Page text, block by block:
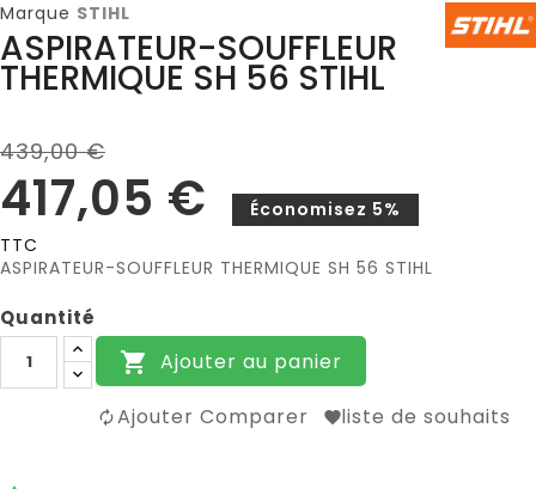
Marque STIHL
ASPIRATEUR-SOUFFLEUR
THERMIQUE SH 56 STIHL
439,00 €
417,05 €
Économisez 5%
TTC
ASPIRATEUR-SOUFFLEUR THERMIQUE SH 56 STIHL
Quantité
 Ajouter au panier
Ajouter Comparer liste de souhaits